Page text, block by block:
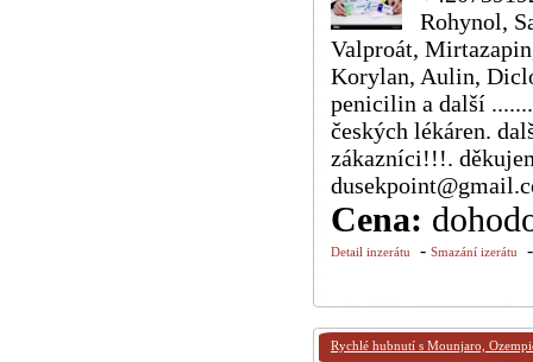
Rohynol,
Valproát,
Korylan, Aulin,
penicilin a další
českých lékáren.
zákazníci!!!.
Cena:
Detail inzerátu - Smazání izerátu
Rychlé hubnutí s Mounjaro,